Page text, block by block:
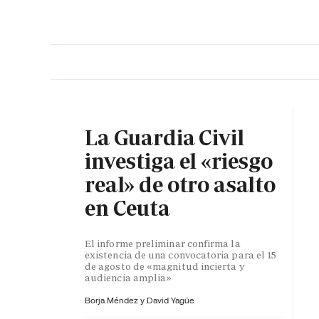
La Guardia Civil
investiga el «riesgo
real» de otro asalto
en Ceuta
El informe preliminar confirma la
existencia de una convocatoria para el 15
de agosto de «magnitud incierta y
audiencia amplia»
Borja Méndez y David Yagüe